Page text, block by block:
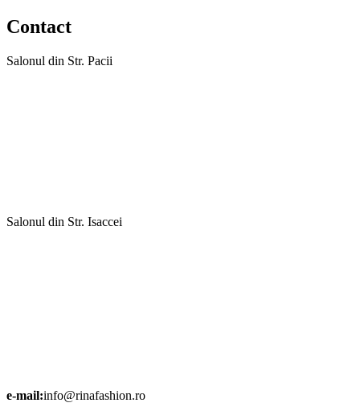
Contact
Salonul din Str. Pacii
Salonul din Str. Isaccei
e-mail:info@rinafashion.ro